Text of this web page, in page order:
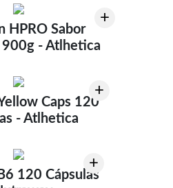
+
HPRO Sabor
- Atlhetica
+
Caps 120
- Atlhetica
+
120 Cápsulas